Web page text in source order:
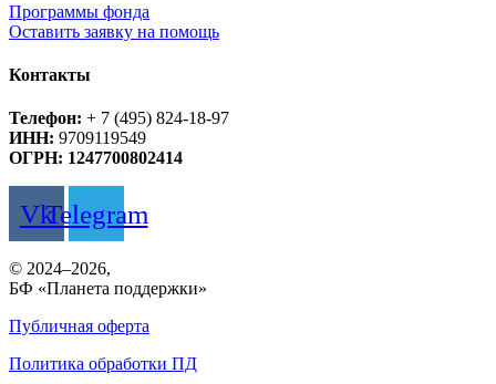
Программы фонда
Оставить заявку на помощь
Контакты
Телефон: + 7 (495) 824-18-97
ИНН: 9709119549
ОГРН: 1247700802414
VkTelegram
© 2024–2026,
БФ «Планета поддержки»
Публичная оферта
Политика обработки ПД